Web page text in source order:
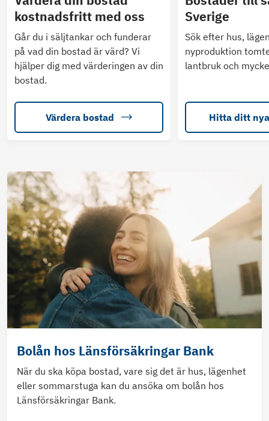
kostnadsfritt med oss
Går du i säljtankar och funderar
på vad din bostad är värd? Vi
hjälper dig med värderingen av din
bostad.
Värdera bostad
Sverige
Sök efter hus,
nyproduktion
lantbruk och
Hitta ditt
Bolån hos Länsförsäkringar Bank
När du ska köpa bostad, vare sig det är hus, lägenhet
eller sommarstuga kan du ansöka om bolån hos
Länsförsäkringar Bank.